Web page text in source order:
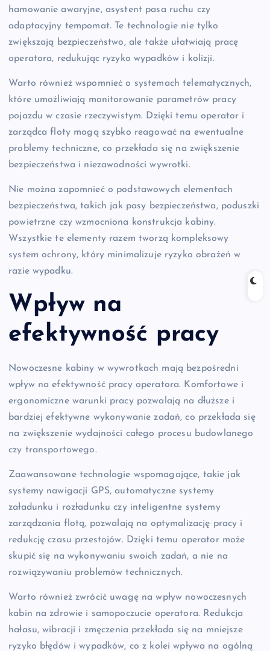
hamowanie awaryjne, asystent pasa ruchu czy
adaptacyjny tempomat. Te technologie nie tylko
zwiększają bezpieczeństwo, ale także ułatwiają pracę
operatora, redukując ryzyko wypadków i kolizji.
Warto również wspomnieć o systemach telematycznych,
które umożliwiają monitorowanie parametrów pracy
pojazdu w czasie rzeczywistym. Dzięki temu operator i
zarządca floty mogą szybko reagować na ewentualne
problemy techniczne, co przekłada się na zwiększenie
bezpieczeństwa i niezawodności wywrotki.
Nie można zapomnieć o podstawowych elementach
bezpieczeństwa, takich jak pasy bezpieczeństwa, poduszki
powietrzne czy wzmocniona konstrukcja kabiny.
Wszystkie te elementy razem tworzą kompleksowy
system ochrony, który minimalizuje ryzyko obrażeń w
razie wypadku.
Wpływ na
efektywność pracy
Nowoczesne kabiny w wywrotkach mają bezpośredni
wpływ na efektywność pracy operatora. Komfortowe i
ergonomiczne warunki pracy pozwalają na dłuższe i
bardziej efektywne wykonywanie zadań, co przekłada się
na zwiększenie wydajności całego procesu budowlanego
czy transportowego.
Zaawansowane technologie wspomagające, takie jak
systemy nawigacji GPS, automatyczne systemy
załadunku i rozładunku czy inteligentne systemy
zarządzania flotą, pozwalają na optymalizację pracy i
redukcję czasu przestojów. Dzięki temu operator może
skupić się na wykonywaniu swoich zadań, a nie na
rozwiązywaniu problemów technicznych.
Warto również zwrócić uwagę na wpływ nowoczesnych
kabin na zdrowie i samopoczucie operatora. Redukcja
hałasu, wibracji i zmęczenia przekłada się na mniejsze
ryzyko błędów i wypadków, co z kolei wpływa na ogólną